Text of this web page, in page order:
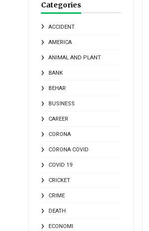
Categories
ACCIDENT
AMERICA
ANIMAL AND PLANT
BANK
BEHAR
BUSINESS
CAREER
CORONA
CORONA COVID
COVID 19
CRICKET
CRIME
DEATH
ECONOMI